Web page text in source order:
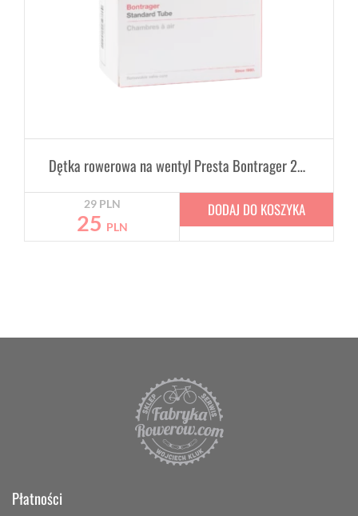
Dętka rowerowa na wentyl Presta Bontrager 29" x 2.0-2.4" 48mm
29 PLN
25 PLN
DODAJ DO KOSZYKA
Płatności